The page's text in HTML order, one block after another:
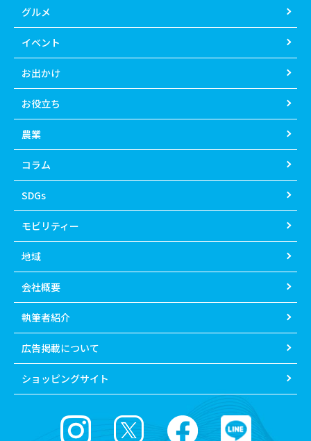
グルメ
イベント
お出かけ
お役立ち
農業
コラム
SDGs
モビリティー
地域
会社概要
執筆者紹介
広告掲載について
ショッピングサイト